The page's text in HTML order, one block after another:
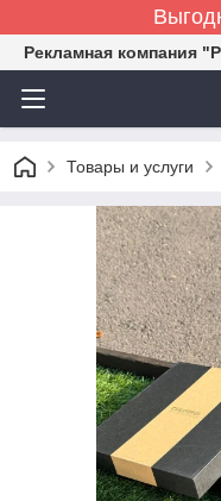
Рекламная компания
Товары и услуги